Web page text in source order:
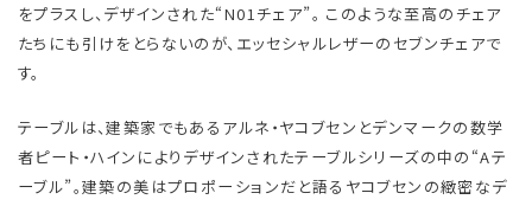
をプラスし、デザインされた“N01チェア”。 このような至高のチェア
たちにも引けをとらないのが、エッセシャルレザーのセブンチェアで
す。
テーブルは、建築家でもあるアルネ・ヤコブセンとデンマークの数学
者ピート・ハインによりデザインされたテーブルシリーズの中の“Aテ
ーブル”。建築の美はプロポーションだと語るヤコブセンの緻密なデ